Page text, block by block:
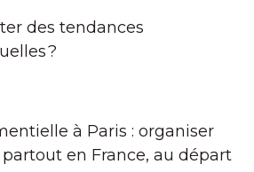
des tendances
?
à Paris : organiser
en France, au départ